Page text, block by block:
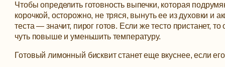
Чтобы определить готовность выпечки, которая
корочкой, осторожно, не тряся, вынуть ее из духовки и
теста — значит, пирог готов. Если же тесто пристанет,
чуть повыше и уменьшить температуру.
Готовый лимонный бисквит станет еще вкуснее, если